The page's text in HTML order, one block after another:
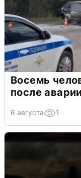
Восемь
после
6 августа 1